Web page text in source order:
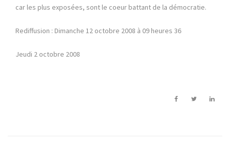
car les plus exposées, sont le coeur battant de la démocratie.
Rediffusion : Dimanche 12 octobre 2008 à 09 heures 36
Jeudi 2 octobre 2008